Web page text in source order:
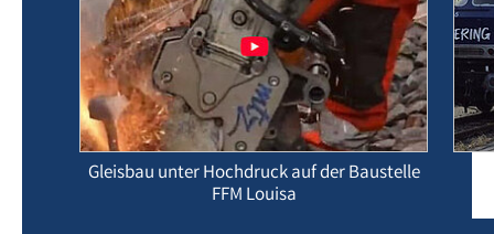
Gleisbau unter Hochdruck auf der Baustelle
FFM Louisa